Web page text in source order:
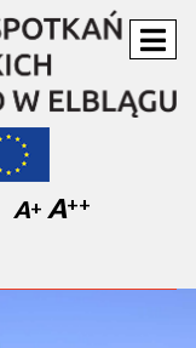
A A